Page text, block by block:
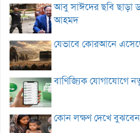
আবু সাঈদের ছবি ছাড়া
আহমদ
যেভাবে কোরআনে
বাণিজ্যিক যোগাযোগে
কোন লক্ষণ দেখে